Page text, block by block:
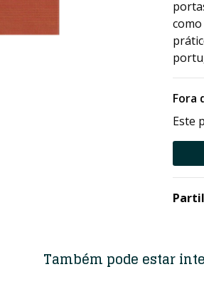
Fora
Este
Também pode estar